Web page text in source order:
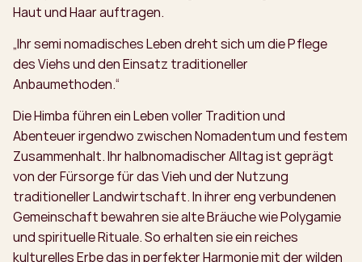
Haut und Haar auftragen.
„Ihr semi nomadisches Leben dreht sich um die Pflege
des Viehs und den Einsatz traditioneller
Anbaumethoden.“
Die Himba führen ein Leben voller Tradition und
Abenteuer irgendwo zwischen Nomadentum und festem
Zusammenhalt. Ihr halbnomadischer Alltag ist geprägt
von der Fürsorge für das Vieh und der Nutzung
traditioneller Landwirtschaft. In ihrer eng verbundenen
Gemeinschaft bewahren sie alte Bräuche wie Polygamie
und spirituelle Rituale. So erhalten sie ein reiches
kulturelles Erbe das in perfekter Harmonie mit der wilden